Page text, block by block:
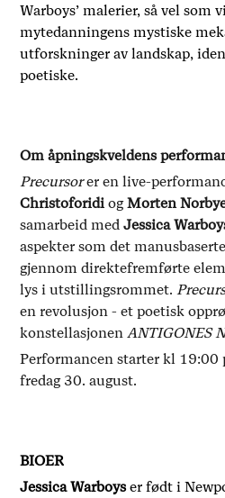
Warboys’ malerier, så vel som
mytedanningens mystiske
utforskninger av landskap,
poetiske.
Om åpningskveldens
Precursorer en live-
Christoforidi ogMorten
samarbeid medJessica
aspekter som det
gjennom direktefremførte
lys i utstillingsrommet.
en revolusjon - et poetisk
konstellasjonen ANTIGONES
Performancen starter kl 19:00
fredag 30. august.
BIOER
Jessica Warboyser født i